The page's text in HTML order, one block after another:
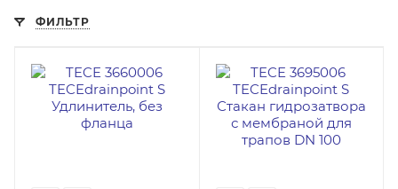
ФИЛЬТР